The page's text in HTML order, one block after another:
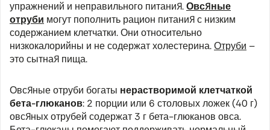
упражнений и неправильного питания.Овсяные
отруби могут пополнить рацион питания с низким
содержанием клетчатки. Они относительно
низкокалорийны и не содержат холестерина.Отруби –
это сытная пища.
Овсяные отруби богаты нерастворимой клетчаткой
бета-глюканов: 2 порции или 6 столовых ложек (40 г)
овсяных отрубей содержат 3 г бета-глюканов овса.